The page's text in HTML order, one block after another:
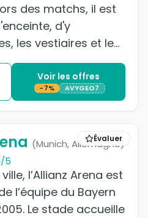
des matchs, il est
d'y
les vestiaires et le
Voir les offres
-7% AVYGEO7
Évaluer
(Munich, Allemagne)
/5
l’Allianz Arena est
l’équipe du Bayern
Le stade accueille